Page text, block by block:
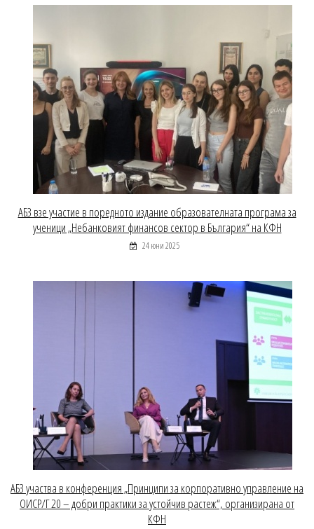
АБЗ взе участие в поредното издание образователната програма за
ученици „Небанковият финансов сектор в България“ на КФН
24 юни 2025
АБЗ участва в конференция „Принципи за корпоративно управление на
ОИСР/Г 20 – добри практики за устойчив растеж“, организирана от
КФН